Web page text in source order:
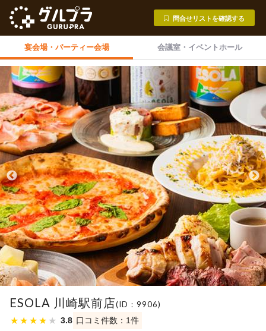
問合せリストを確認する
宴会場・ パーティー会場 会議室・ イベントホール
ESOLA 川崎駅前店(ID：9906)
★ ★ ★ ★ ★ 3.8 口コミ件数：1件